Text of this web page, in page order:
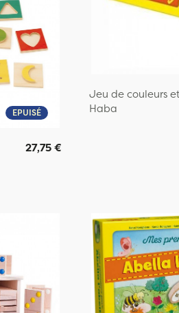
Jeu de couleurs
Haba
EPUISÉ
27,75 €